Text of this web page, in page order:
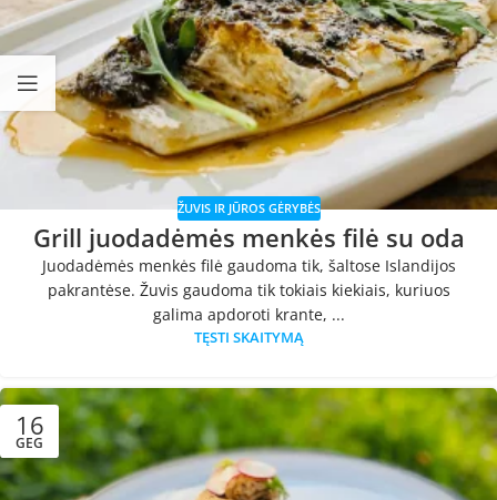
ŽUVIS IR JŪROS GĖRYBĖS
Grill juodadėmės menkės filė su oda
Juodadėmės menkės filė gaudoma tik, šaltose Islandijos
pakrantėse. Žuvis gaudoma tik tokiais kiekiais, kuriuos
galima apdoroti krante, ...
TĘSTI SKAITYMĄ
16
GEG